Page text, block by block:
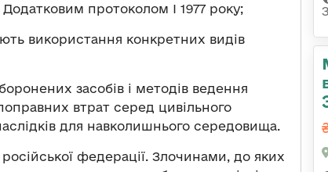
протоколом І 1977 року;
використання конкретних видів
засобів і методів ведення
втрат серед цивільного
для навколишнього середовища.
федерації. Злочинами, до яких